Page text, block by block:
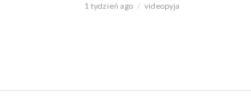
1 tydzień ago videopyja